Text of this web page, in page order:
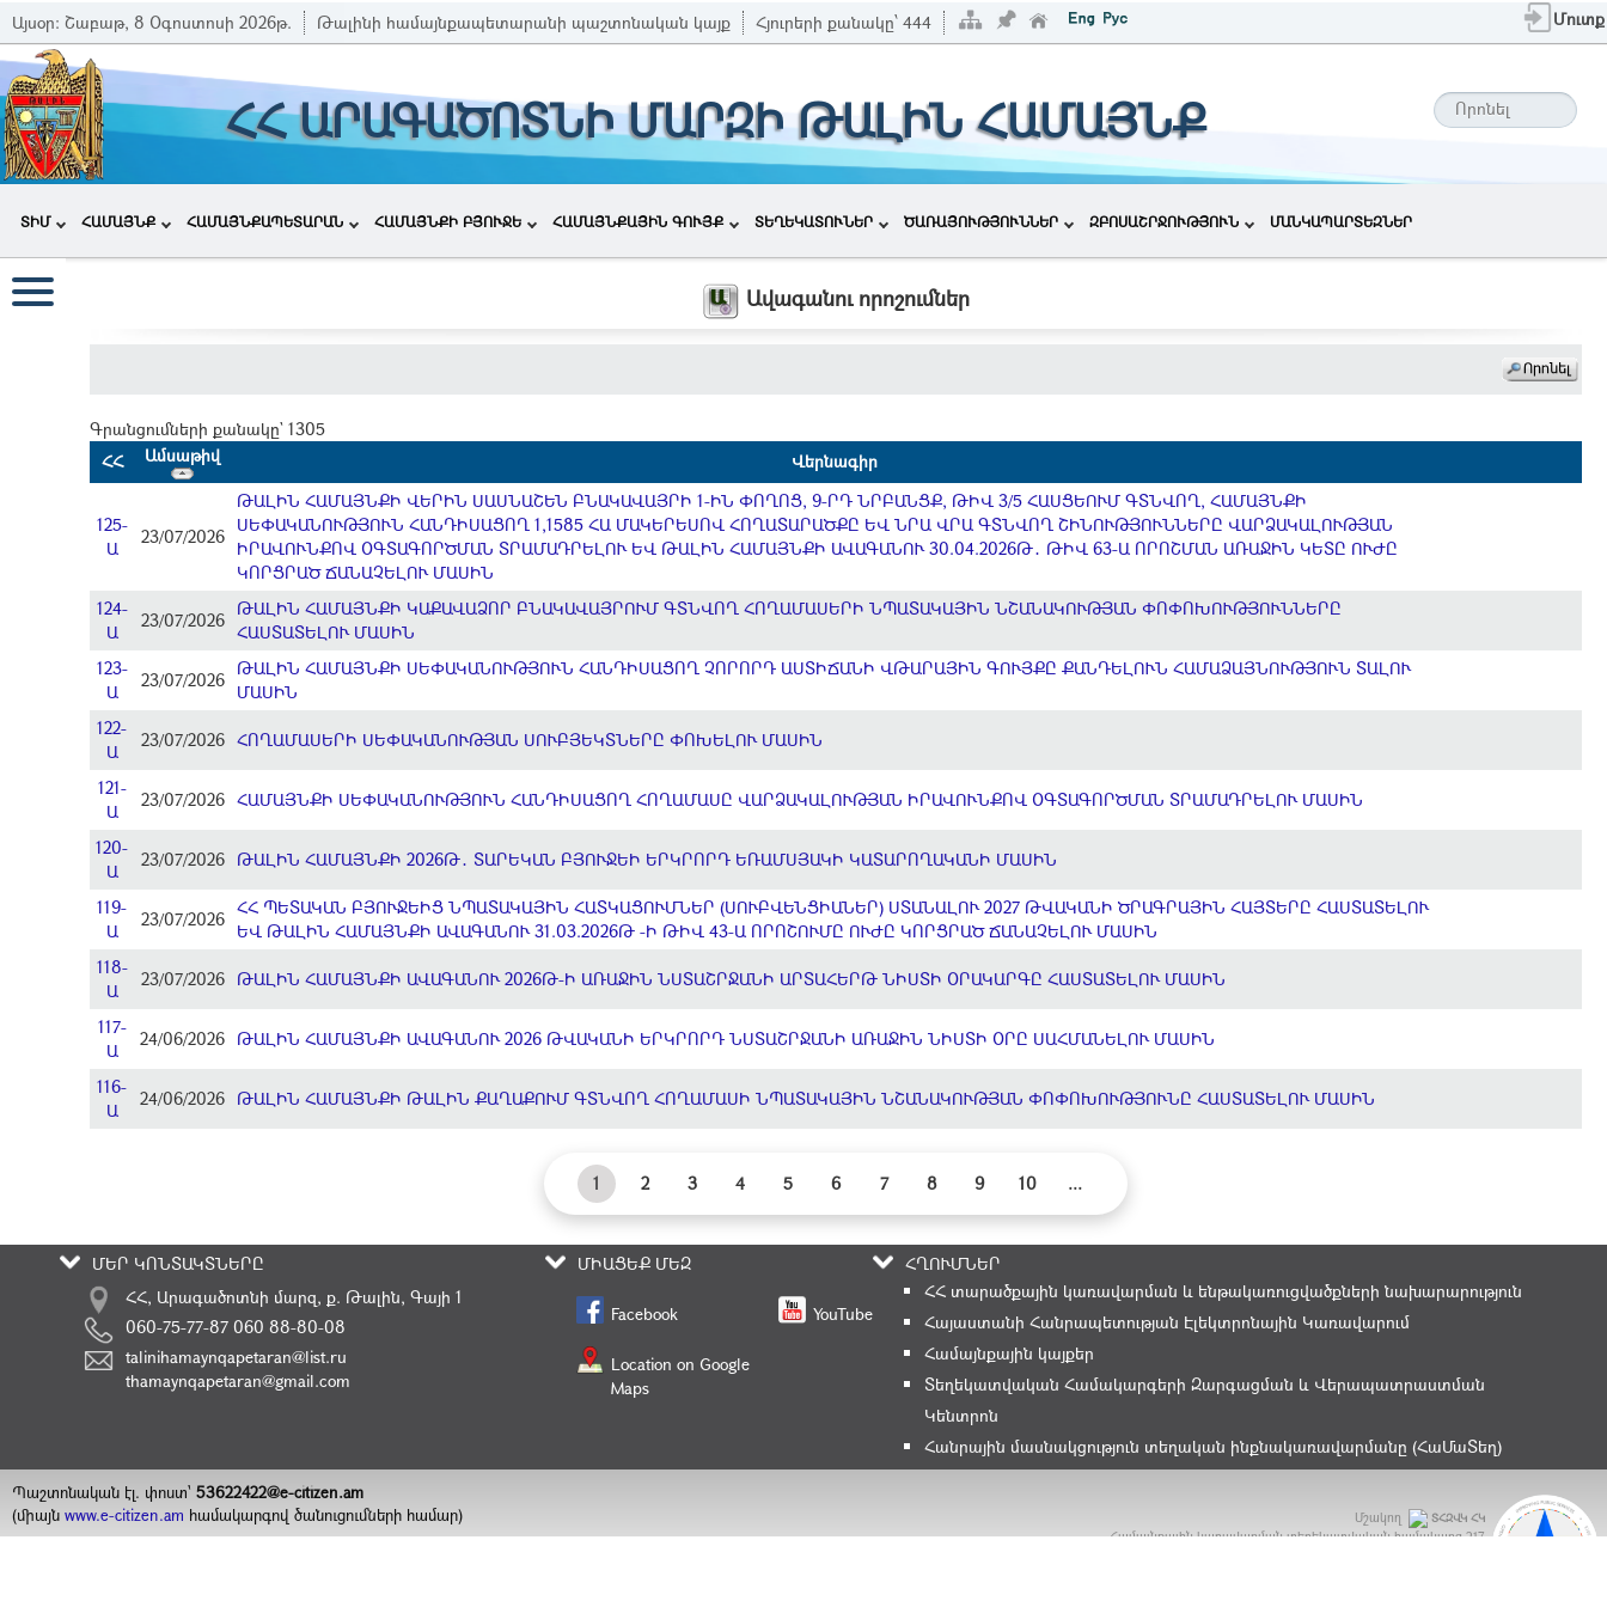
Այսօր: Շաբաթ, 8 Օգոստոսի 2026թ. Թալինի համայնքապետարանի պաշտոնական կայք Հյուրերի քանակը՝ 444 Մուտք
ՀՀ ԱՐԱԳԱԾՈՏՆԻ ՄԱՐԶԻ ԹԱԼԻՆ ՀԱՄԱՅՆՔ
ՏԻՄ ՀԱՄԱՅՆՔ ՀԱՄԱՅՆՔԱՊԵՏԱՐԱՆ ՀԱՄԱՅՆՔԻ ԲՅՈՒՋԵ ՀԱՄԱՅՆՔԱՅԻՆ ԳՈՒՅՔ ՏԵՂԵԿԱՏՈՒՆԵՐ ԾԱՌԱՅՈՒԹՅՈՒՆՆԵՐ ԶԲՈՍԱՇՐՋՈՒԹՅՈՒՆ ՄԱՆԿԱՊԱՐՏԵԶՆԵՐ
Ավագանու որոշումներ
Գրանցումների քանակը` 1305
ՀՀ
Ամսաթիվ Վերնագիր
125-
Ա
23/07/2026
ԹԱԼԻՆ ՀԱՄԱՅՆՔԻ ՎԵՐԻՆ ՍԱՍՆԱՇԵՆ ԲՆԱԿԱՎԱՅՐԻ 1-ԻՆ ՓՈՂՈՑ, 9-ՐԴ ՆՐԲԱՆՑՔ, ԹԻՎ 3/5 ՀԱՍՑԵՈՒՄ ԳՏՆՎՈՂ, ՀԱՄԱՅՆՔԻ
ՍԵՓԱԿԱՆՈՒԹՅՈՒՆ ՀԱՆԴԻՍԱՑՈՂ 1,1585 ՀԱ ՄԱԿԵՐԵՍՈՎ ՀՈՂԱՏԱՐԱԾՔԸ ԵՎ ՆՐԱ ՎՐԱ ԳՏՆՎՈՂ ՇԻՆՈՒԹՅՈՒՆՆԵՐԸ ՎԱՐՁԱԿԱԼՈՒԹՅԱՆ
ԻՐԱՎՈՒՆՔՈՎ ՕԳՏԱԳՈՐԾՄԱՆ ՏՐԱՄԱԴՐԵԼՈՒ ԵՎ ԹԱԼԻՆ ՀԱՄԱՅՆՔԻ ԱՎԱԳԱՆՈՒ 30.04.2026Թ․ ԹԻՎ 63-Ա ՈՐՈՇՄԱՆ ԱՌԱՋԻՆ ԿԵՏԸ ՈՒԺԸ
ԿՈՐՑՐԱԾ ՃԱՆԱՉԵԼՈՒ ՄԱՍԻՆ
124-
Ա
23/07/2026
ԹԱԼԻՆ ՀԱՄԱՅՆՔԻ ԿԱՔԱՎԱՁՈՐ ԲՆԱԿԱՎԱՅՐՈՒՄ ԳՏՆՎՈՂ ՀՈՂԱՄԱՍԵՐԻ ՆՊԱՏԱԿԱՅԻՆ ՆՇԱՆԱԿՈՒԹՅԱՆ ՓՈՓՈԽՈՒԹՅՈՒՆՆԵՐԸ
ՀԱՍՏԱՏԵԼՈՒ ՄԱՍԻՆ
123-
Ա
23/07/2026
ԹԱԼԻՆ ՀԱՄԱՅՆՔԻ ՍԵՓԱԿԱՆՈՒԹՅՈՒՆ ՀԱՆԴԻՍԱՑՈՂ ՉՈՐՈՐԴ ԱՍՏԻՃԱՆԻ ՎԹԱՐԱՅԻՆ ԳՈՒՅՔԸ ՔԱՆԴԵԼՈՒՆ ՀԱՄԱՁԱՅՆՈՒԹՅՈՒՆ ՏԱԼՈՒ
ՄԱՍԻՆ
122-
Ա
23/07/2026 ՀՈՂԱՄԱՍԵՐԻ ՍԵՓԱԿԱՆՈՒԹՅԱՆ ՍՈՒԲՅԵԿՏՆԵՐԸ ՓՈԽԵԼՈՒ ՄԱՍԻՆ
121-
Ա
23/07/2026 ՀԱՄԱՅՆՔԻ ՍԵՓԱԿԱՆՈՒԹՅՈՒՆ ՀԱՆԴԻՍԱՑՈՂ ՀՈՂԱՄԱՍԸ ՎԱՐՁԱԿԱԼՈՒԹՅԱՆ ԻՐԱՎՈՒՆՔՈՎ ՕԳՏԱԳՈՐԾՄԱՆ ՏՐԱՄԱԴՐԵԼՈՒ ՄԱՍԻՆ
120-
Ա
23/07/2026 ԹԱԼԻՆ ՀԱՄԱՅՆՔԻ 2026Թ․ ՏԱՐԵԿԱՆ ԲՅՈՒՋԵԻ ԵՐԿՐՈՐԴ ԵՌԱՄՍՅԱԿԻ ԿԱՏԱՐՈՂԱԿԱՆԻ ՄԱՍԻՆ
119-
Ա
23/07/2026
ՀՀ ՊԵՏԱԿԱՆ ԲՅՈՒՋԵԻՑ ՆՊԱՏԱԿԱՅԻՆ ՀԱՏԿԱՑՈՒՄՆԵՐ (ՍՈՒԲՎԵՆՑԻԱՆԵՐ) ՍՏԱՆԱԼՈՒ 2027 ԹՎԱԿԱՆԻ ԾՐԱԳՐԱՅԻՆ ՀԱՅՏԵՐԸ ՀԱՍՏԱՏԵԼՈՒ
ԵՎ ԹԱԼԻՆ ՀԱՄԱՅՆՔԻ ԱՎԱԳԱՆՈՒ 31.03.2026Թ -Ի ԹԻՎ 43-Ա ՈՐՈՇՈՒՄԸ ՈՒԺԸ ԿՈՐՑՐԱԾ ՃԱՆԱՉԵԼՈՒ ՄԱՍԻՆ
118-
Ա
23/07/2026 ԹԱԼԻՆ ՀԱՄԱՅՆՔԻ ԱՎԱԳԱՆՈՒ 2026Թ-Ի ԱՌԱՋԻՆ ՆՍՏԱՇՐՋԱՆԻ ԱՐՏԱՀԵՐԹ ՆԻՍՏԻ ՕՐԱԿԱՐԳԸ ՀԱՍՏԱՏԵԼՈՒ ՄԱՍԻՆ
117-
Ա
24/06/2026 ԹԱԼԻՆ ՀԱՄԱՅՆՔԻ ԱՎԱԳԱՆՈՒ 2026 ԹՎԱԿԱՆԻ ԵՐԿՐՈՐԴ ՆՍՏԱՇՐՋԱՆԻ ԱՌԱՋԻՆ ՆԻՍՏԻ ՕՐԸ ՍԱՀՄԱՆԵԼՈՒ ՄԱՍԻՆ
116-
Ա
24/06/2026 ԹԱԼԻՆ ՀԱՄԱՅՆՔԻ ԹԱԼԻՆ ՔԱՂԱՔՈՒՄ ԳՏՆՎՈՂ ՀՈՂԱՄԱՍԻ ՆՊԱՏԱԿԱՅԻՆ ՆՇԱՆԱԿՈՒԹՅԱՆ ՓՈՓՈԽՈՒԹՅՈՒՆԸ ՀԱՍՏԱՏԵԼՈՒ ՄԱՍԻՆ
1 2 3 4 5 6 7 8 9 10 ...
ՄԵՐ ԿՈՆՏԱԿՏՆԵՐԸ ՄԻԱՑԵՔ ՄԵԶ
ՀՂՈՒՄՆԵՐ
ՀՀ, Արագածոտնի մարզ, ք. Թալին, Գայի 1
060-75-77-87 060 88-80-08
talinihamaynqapetaran@list.ru
thamaynqapetaran@gmail.com
Facebook
Location on Google
Maps
YouTube
ՀՀ տարածքային կառավարման և ենթակառուցվածքների նախարարություն
Հայաստանի Հանրապետության Էլեկտրոնային Կառավարում
Համայնքային կայքեր
Տեղեկատվական Համակարգերի Զարգացման և Վերապատրաստման
Կենտրոն
Հանրային մասնակցություն տեղական ինքնակառավարմանը (ՀաՄաՏեղ)
Պաշտոնական էլ. փոստ` 53622422@e-citizen.am
(միայն www.e-citizen.am համակարգով ծանուցումների համար) Մշակող ՏՀԶՎԿ ՀԿ
Համայնքային կառավարման տեղեկատվական համակարգ 217